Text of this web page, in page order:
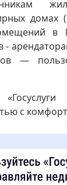
домах
в
-
—
с